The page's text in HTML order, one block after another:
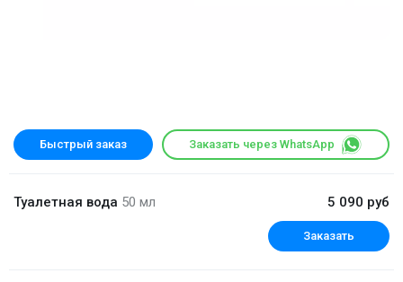
Быстрый заказ Заказать через WhatsApp
Туалетная вода 50 мл 5 090 руб
Заказать